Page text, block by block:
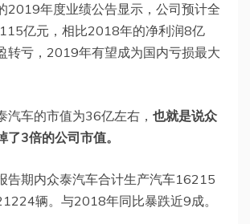
2019年度业绩公告显示，公司预计全
亿元，相比2018年的净利润8亿
转亏，2019年有望成为国内亏损最大
汽车的市值为36亿左右， 也就是说众
了3倍的公司市值。
告期内众泰汽车合计生产汽车16215
辆。与2018年同比暴跌近9成。